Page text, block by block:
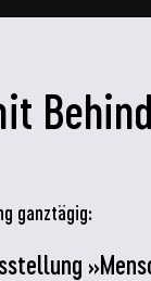
ganztägig: